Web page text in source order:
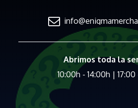
Abrimos toda la
10:00h - 14:00h | 17:00